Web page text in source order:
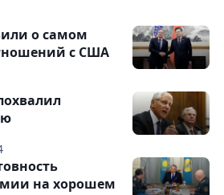
о самом
с США
на хорошем